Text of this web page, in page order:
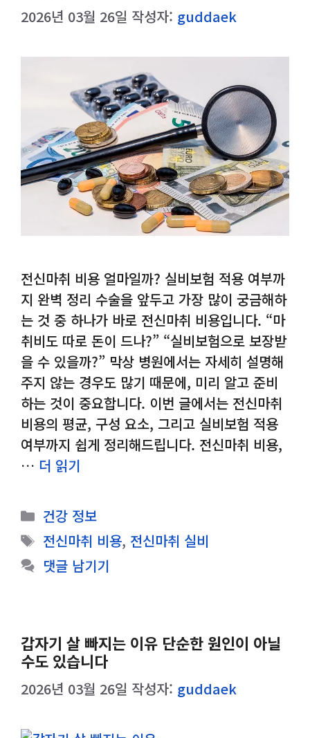
2026년 03월 26일 작성자: guddaek
전신마취 비용 얼마일까? 실비보험 적용 여부까
지 완벽 정리 수술을 앞두고 가장 많이 궁금해하
는 것 중 하나가 바로 전신마취 비용입니다. “마
취비도 따로 돈이 드나?” “실비보험으로 보장받
을 수 있을까?” 막상 병원에서는 자세히 설명해
주지 않는 경우도 많기 때문에, 미리 알고 준비
하는 것이 중요합니다. 이번 글에서는 전신마취
비용의 평균, 구성 요소, 그리고 실비보험 적용
여부까지 쉽게 정리해드립니다. 전신마취 비용,
… 더 읽기
카
테
고
리
건강 정보
태
그
전신마취 비용, 전신마취 실비
댓글 남기기
갑자기 살 빠지는 이유 단순한 원인이 아닐
수도 있습니다
2026년 03월 26일 작성자: guddaek